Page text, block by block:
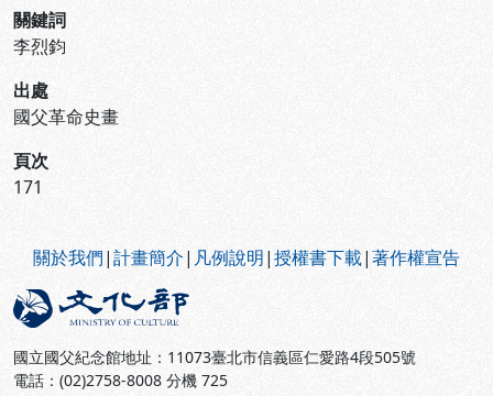
關鍵詞
李烈鈞
出處
國父革命史畫
頁次
171
關於我們|計畫簡介| 凡例說明|授權書下載|著作權宣告
國立國父紀念館地址：11073臺北市信義區仁愛路4段505號
電話：(02)2758-8008 分機 725